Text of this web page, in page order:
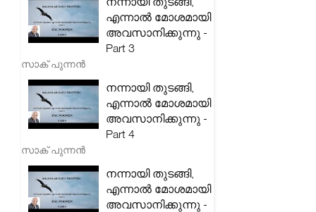
എന്നാൽ മോശമായി
അവസാനിക്കുന്നു -
Part 3
സാക് പുന്നൻ
നന്നായി തുടങ്ങി,
എന്നാൽ മോശമായി
അവസാനിക്കുന്നു -
Part 4
സാക് പുന്നൻ
നന്നായി തുടങ്ങി,
എന്നാൽ മോശമായി
അവസാനിക്കുന്നു -